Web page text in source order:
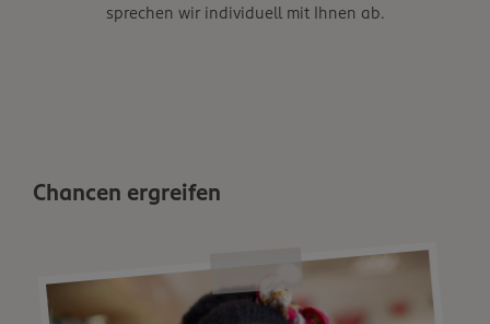
sprechen wir individuell mit Ihnen ab.
Chancen ergreifen